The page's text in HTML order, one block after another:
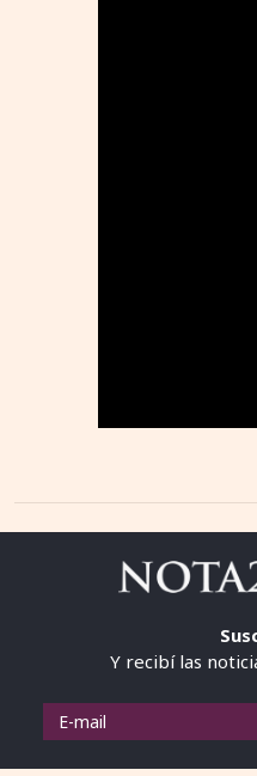
Y recibí las